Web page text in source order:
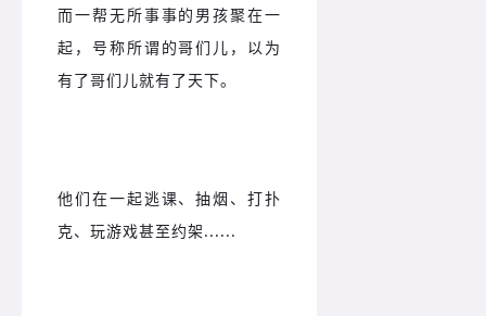
而一帮无所事事的男孩聚在一
起，号称所谓的哥们儿，以为
有了哥们儿就有了天下。
他们在一起逃课、抽烟、打扑
克、玩游戏甚至约架......